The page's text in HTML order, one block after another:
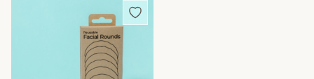
Добави в любими